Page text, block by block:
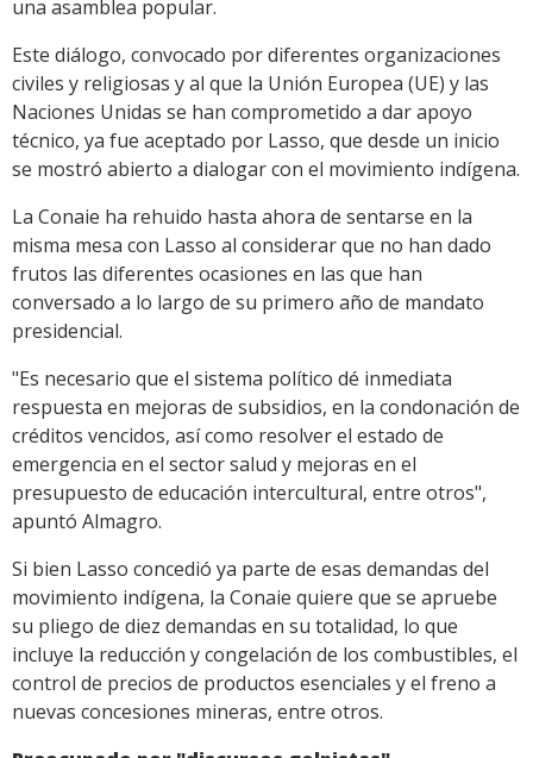
una asamblea popular.
Este diálogo, convocado por diferentes organizaciones
civiles y religiosas y al que la Unión Europea (UE) y las
Naciones Unidas se han comprometido a dar apoyo
técnico, ya fue aceptado por Lasso, que desde un inicio
se mostró abierto a dialogar con el movimiento indígena.
La Conaie ha rehuido hasta ahora de sentarse en la
misma mesa con Lasso al considerar que no han dado
frutos las diferentes ocasiones en las que han
conversado a lo largo de su primero año de mandato
presidencial.
"Es necesario que el sistema político dé inmediata
respuesta en mejoras de subsidios, en la condonación de
créditos vencidos, así como resolver el estado de
emergencia en el sector salud y mejoras en el
presupuesto de educación intercultural, entre otros",
apuntó Almagro.
Si bien Lasso concedió ya parte de esas demandas del
movimiento indígena, la Conaie quiere que se apruebe
su pliego de diez demandas en su totalidad, lo que
incluye la reducción y congelación de los combustibles, el
control de precios de productos esenciales y el freno a
nuevas concesiones mineras, entre otros.